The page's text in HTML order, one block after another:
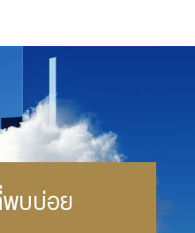
บบ่อย